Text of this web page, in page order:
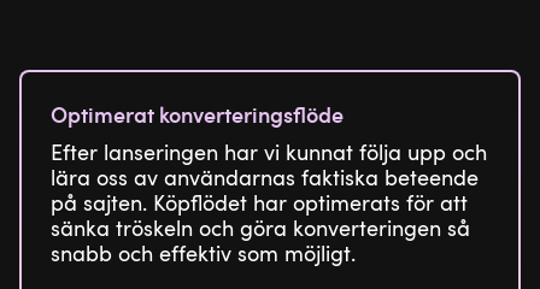
Optimerat konverteringsflöde
Efter lanseringen har vi kunnat följa upp och
lära oss av användarnas faktiska beteende
på sajten. Köpflödet har optimerats för att
sänka tröskeln och göra konverteringen så
snabb och effektiv som möjligt.